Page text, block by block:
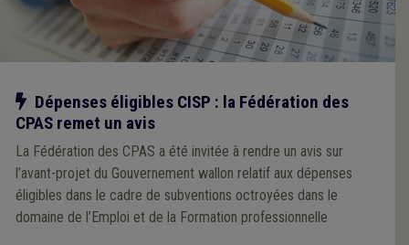
Notre action
Dépenses éligibles CISP : la Fédération des
CPAS remet un avis
La Fédération des CPAS a été invitée à rendre un avis sur
l’avant-projet du Gouvernement wallon relatif aux dépenses
éligibles dans le cadre de subventions octroyées dans le
domaine de l’Emploi et de la Formation professionnelle